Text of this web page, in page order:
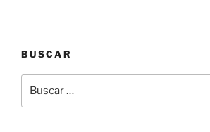
BUSCAR
por: